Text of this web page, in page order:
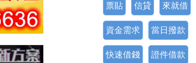
票貼 信貸 來就借
資金需求 當日撥款
快速借錢 證件借款